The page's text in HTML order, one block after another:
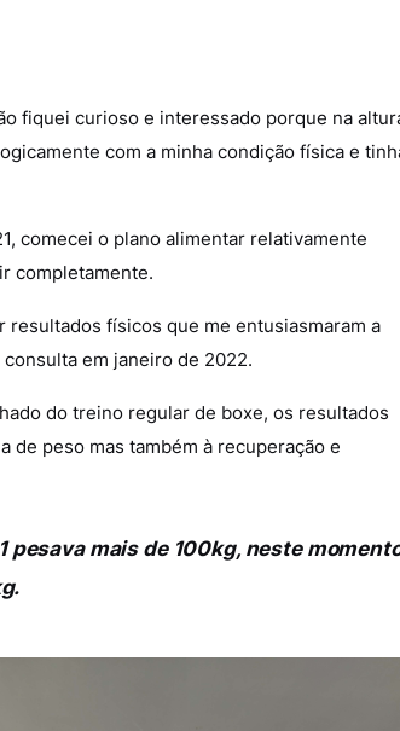
fiquei curioso e interessado porque na
com a minha condição física e
comecei o plano alimentar relativamente
completamente.
físicos que me entusiasmaram a
em janeiro de 2022.
do treino regular de boxe, os resultados
de peso mas também à recuperação e
pesava mais de 100kg, neste